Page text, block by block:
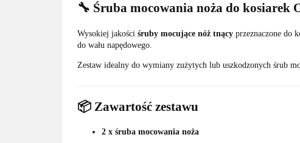
🔧 Śruba mocowania noża do kosiarek
Wysokiej jakości śruby mocujące nóż tnący przeznaczone do
do wału napędowego.
Zestaw idealny do wymiany zużytych lub uszkodzonych śrub
📦 Zawartość zestawu
2 x śruba mocowania noża